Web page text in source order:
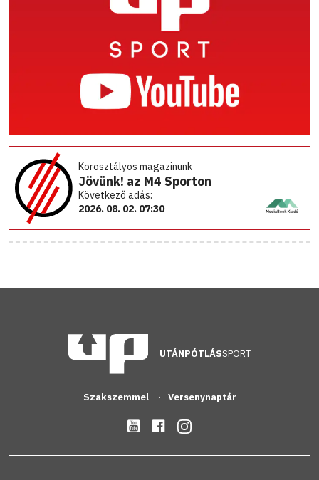
Korosztályos magazinunk
Jövünk! az M4 Sporton
Következő adás:
2026. 08. 02. 07:30
UTÁNPÓTLÁSSPORT
Szakszemmel Versenynaptár